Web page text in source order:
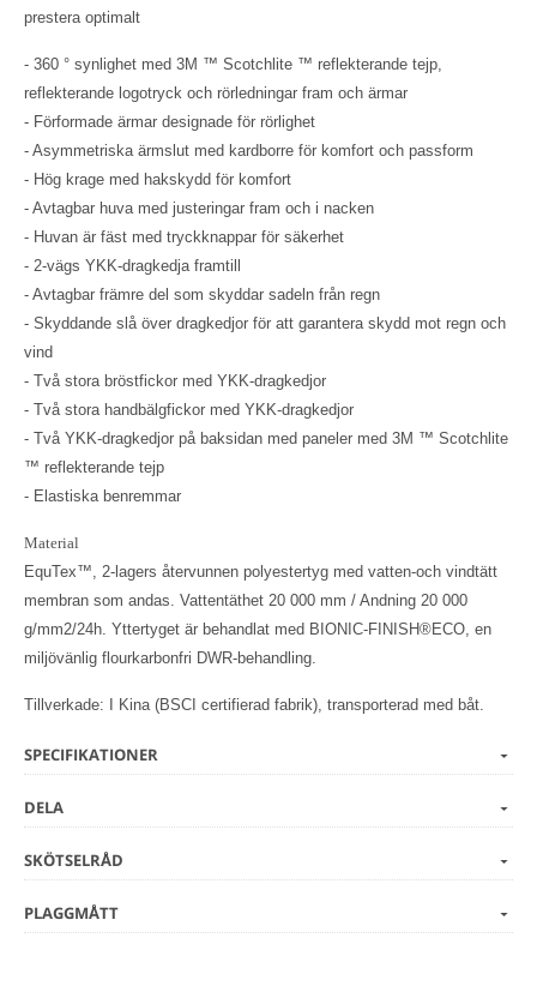
prestera optimalt
- 360 ° synlighet med 3M ™ Scotchlite ™ reflekterande tejp,
reflekterande logotryck och rörledningar fram och ärmar
- Förformade ärmar designade för rörlighet
- Asymmetriska ärmslut med kardborre för komfort och passform
- Hög krage med hakskydd för komfort
- Avtagbar huva med justeringar fram och i nacken
- Huvan är fäst med tryckknappar för säkerhet
- 2-vägs YKK-dragkedja framtill
- Avtagbar främre del som skyddar sadeln från regn
- Skyddande slå över dragkedjor för att garantera skydd mot regn och
vind
- Två stora bröstfickor med YKK-dragkedjor
- Två stora handbälgfickor med YKK-dragkedjor
- Två YKK-dragkedjor på baksidan med paneler med 3M ™ Scotchlite
™ reflekterande tejp
- Elastiska benremmar
Material
EquTex™, 2-lagers återvunnen polyestertyg med vatten-och vindtätt
membran som andas. Vattentäthet 20 000 mm / Andning 20 000
g/mm2/24h. Yttertyget är behandlat med BIONIC-FINISH®ECO, en
miljövänlig flourkarbonfri DWR-behandling.
Tillverkade: I Kina (BSCI certifierad fabrik), transporterad med båt.
SPECIFIKATIONER
DELA
SKÖTSELRÅD
PLAGGMÅTT